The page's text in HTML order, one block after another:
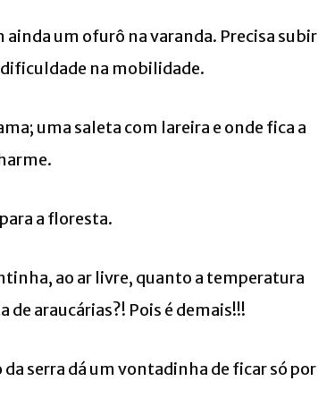
ainda um ofurô na varanda. Precisa subir
dificuldade na mobilidade.
uma saleta com lareira e onde fica a
a floresta.
ao ar livre, quanto a temperatura
de araucárias?! Pois é demais!!!
serra dá um vontadinha de ficar só por